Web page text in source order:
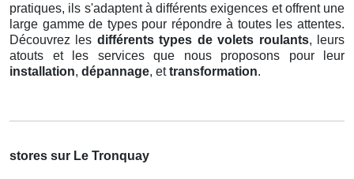
pratiques, ils s'adaptent à différents exigences et offrent une
large gamme de types pour répondre à toutes les attentes.
Découvrez les différents types de volets roulants, leurs
atouts et les services que nous proposons pour leur
installation, dépannage, ettransformation.
stores sur Le Tronquay